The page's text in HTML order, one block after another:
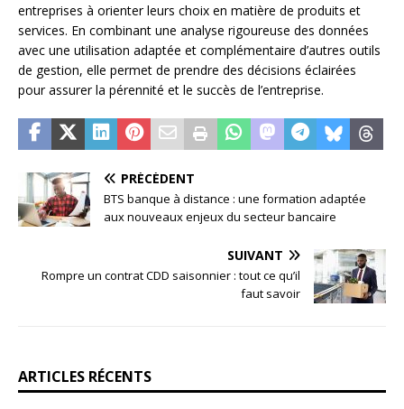
entreprises à orienter leurs choix en matière de produits et
services. En combinant une analyse rigoureuse des données
avec une utilisation adaptée et complémentaire d’autres outils
de gestion, elle permet de prendre des décisions éclairées
pour assurer la pérennité et le succès de l’entreprise.
PRÉCÉDENT
BTS banque à distance : une formation adaptée
aux nouveaux enjeux du secteur bancaire
SUIVANT
Rompre un contrat CDD saisonnier : tout ce qu’il
faut savoir
ARTICLES RÉCENTS